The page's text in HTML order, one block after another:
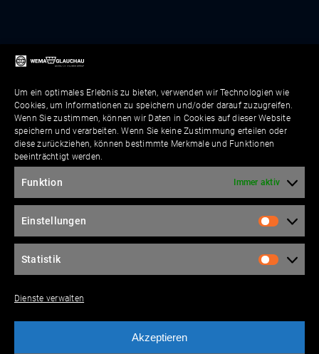
Um ein optimales Erlebnis zu bieten, verwenden wir Technologien wie
Cookies, um Informationen zu speichern und/oder darauf zuzugreifen.
Wenn Sie zustimmen, können wir Daten in Cookies auf dieser Website
speichern und verarbeiten. Wenn Sie keine Zustimmung erteilen oder
diese zurückziehen, können bestimmte Merkmale und Funktionen
beeinträchtigt werden.
Funktion Immer aktiv
Einstellungen
Statistik
Dienste verwalten
Akzeptieren